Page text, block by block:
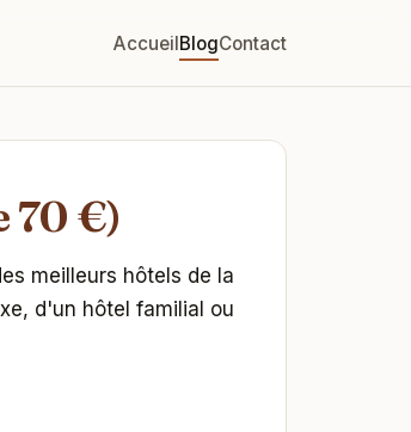
AccueilBlogContact
70 €)
meilleurs hôtels de la
d'un hôtel familial ou